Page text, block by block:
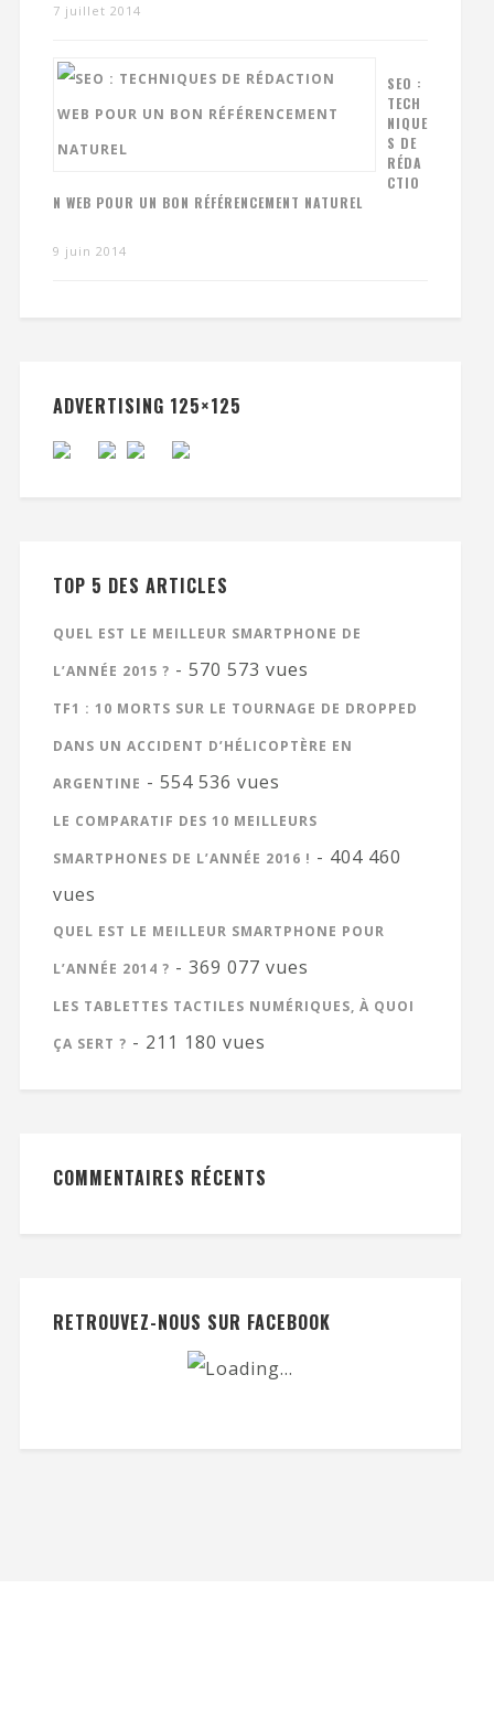
7 juillet 2014
SEO :
TECH
NIQUE
S DE
RÉDA
CTIO
N WEB POUR UN BON RÉFÉRENCEMENT NATUREL
9 juin 2014
ADVERTISING 125×125
TOP 5 DES ARTICLES
QUEL EST LE MEILLEUR SMARTPHONE DE
L’ANNÉE 2015 ? - 570 573 vues
TF1 : 10 MORTS SUR LE TOURNAGE DE DROPPED
DANS UN ACCIDENT D’HÉLICOPTÈRE EN
ARGENTINE - 554 536 vues
LE COMPARATIF DES 10 MEILLEURS
SMARTPHONES DE L’ANNÉE 2016 ! - 404 460
vues
QUEL EST LE MEILLEUR SMARTPHONE POUR
L’ANNÉE 2014 ? - 369 077 vues
LES TABLETTES TACTILES NUMÉRIQUES, À QUOI
ÇA SERT ? - 211 180 vues
COMMENTAIRES RÉCENTS
RETROUVEZ-NOUS SUR FACEBOOK